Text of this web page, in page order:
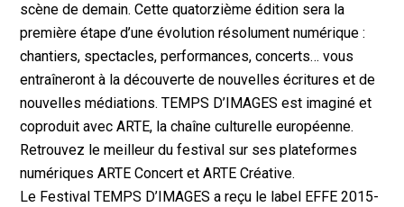
scène de demain. Cette quatorzième édition sera la
première étape d’une évolution résolument numérique :
chantiers, spectacles, performances, concerts… vous
entraîneront à la découverte de nouvelles écritures et de
nouvelles médiations. TEMPS D’IMAGES est imaginé et
coproduit avec ARTE, la chaîne culturelle européenne.
Retrouvez le meilleur du festival sur ses plateformes
numériques ARTE Concert et ARTE Créative.
Le Festival TEMPS D’IMAGES a reçu le label EFFE 2015-